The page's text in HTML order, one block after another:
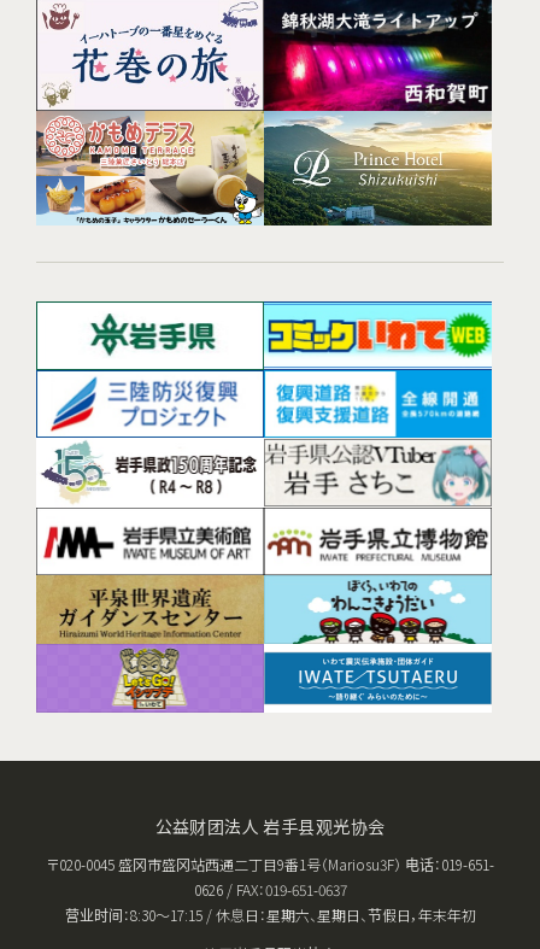
公益财团法人 岩手县观光协会
〒020-0045 盛冈市盛冈站西通二丁目9番1号（Mariosu3F） 电话：019-651-
0626 / FAX：019-651-0637
营业时间：8:30〜17:15 / 休息日：星期六、星期日、节假日，年末年初